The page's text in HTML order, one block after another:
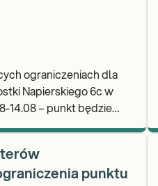
ograniczeniach dla
Napierskiego 6c w
punktu